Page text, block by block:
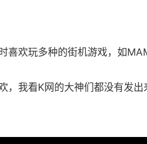
欢玩多种的街机游戏，如
我看K网的大神们都没有发出